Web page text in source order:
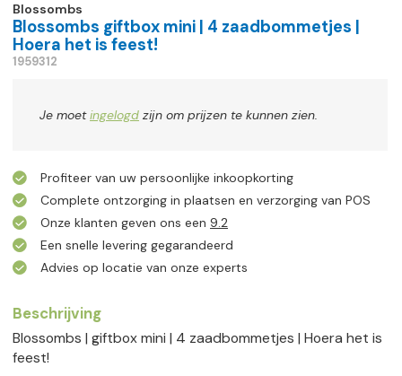
Blossombs
Blossombs giftbox mini | 4 zaadbommetjes |
Hoera het is feest!
1959312
Je moetingelogd zijn om prijzen te kunnen zien.
Profiteer van uw persoonlijke inkoopkorting
Complete ontzorging in plaatsen en verzorging van POS
Onze klanten geven ons een 9.2
Een snelle levering gegarandeerd
Advies op locatie van onze experts
Beschrijving
Blossombs | giftbox mini | 4 zaadbommetjes | Hoera het is
feest!